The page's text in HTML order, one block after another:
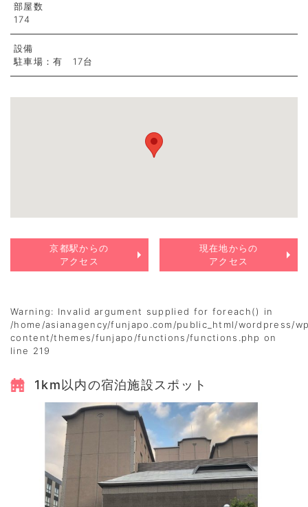
部屋数
174
設備
駐車場：有 17台
京都駅からの
アクセス
現在地からの
アクセス
Warning: Invalid argument supplied for foreach() in
/home/asianagency/funjapo.com/public_html/wordpress/
content/themes/funjapo/functions/functions.php on
line 219
1km以内の宿泊施設スポット